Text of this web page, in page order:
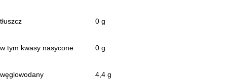
tłuszcz 0 g
w tym kwasy nasycone 0 g
węglowodany 4,4 g